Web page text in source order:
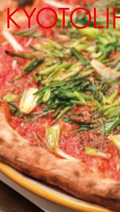
エリアから探す
地図から探す
カテゴリーから探す
SPECIAL
NEW OPEN
SERIES